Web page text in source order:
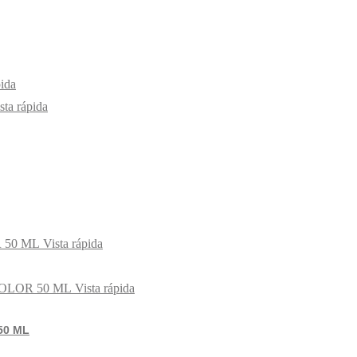
rápida
Vista rápida
Vista rápida
ML